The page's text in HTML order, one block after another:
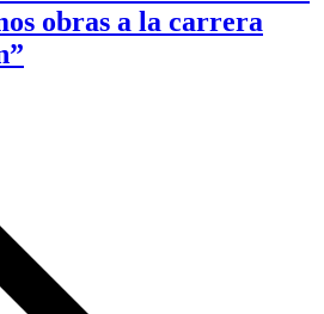
obras a la carrera